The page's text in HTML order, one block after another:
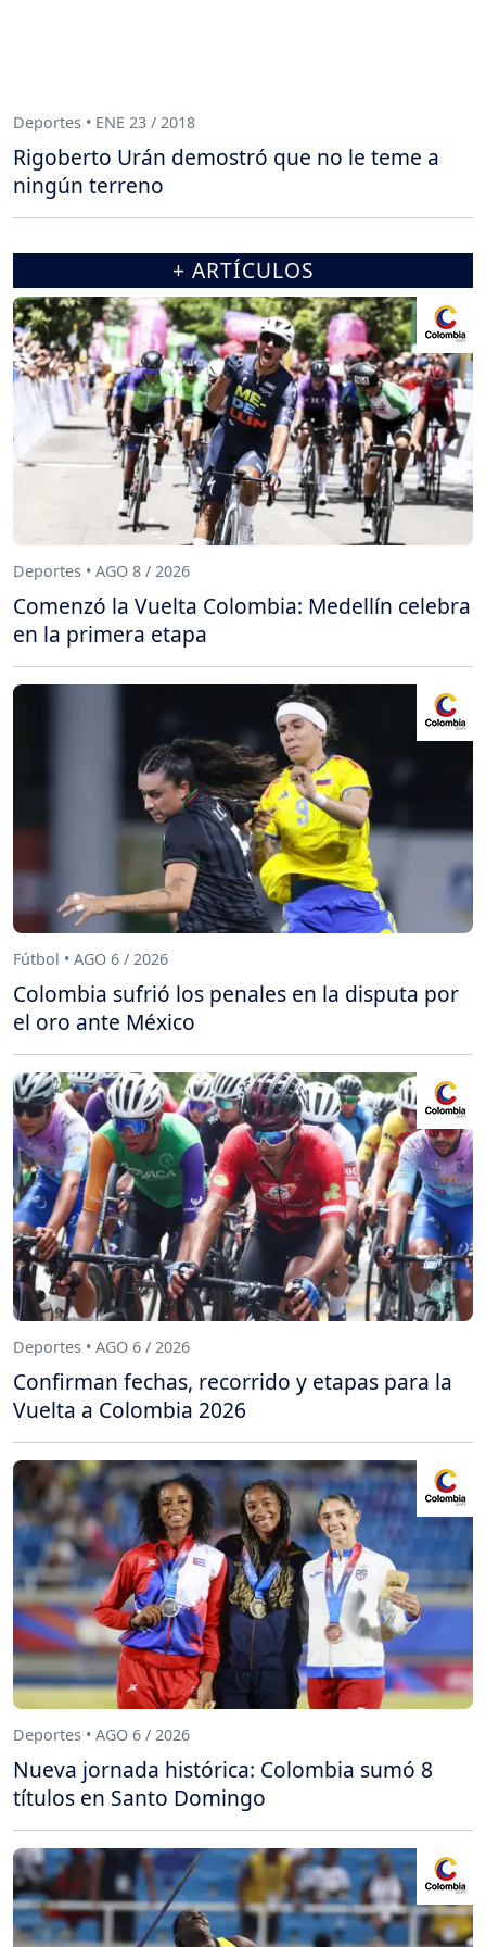
Deportes • ENE 23 / 2018
Rigoberto Urán demostró que no le teme a
ningún terreno
+ ARTÍCULOS
Deportes • AGO 8 / 2026
Comenzó la Vuelta Colombia: Medellín celebra
en la primera etapa
Fútbol • AGO 6 / 2026
Colombia sufrió los penales en la disputa por
el oro ante México
Deportes • AGO 6 / 2026
Confirman fechas, recorrido y etapas para la
Vuelta a Colombia 2026
Deportes • AGO 6 / 2026
Nueva jornada histórica: Colombia sumó 8
títulos en Santo Domingo